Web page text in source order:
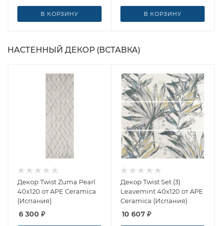
В КОРЗИНУ В КОРЗИНУ
НАСТЕННЫЙ ДЕКОР (ВСТАВКА)
Декор Twist Zuma Pearl
40x120 от APE Ceramica
(Испания)
6 300 ₽
Декор Twist Set (3)
Leavemint 40x120 от APE
Ceramica (Испания)
10 607 ₽